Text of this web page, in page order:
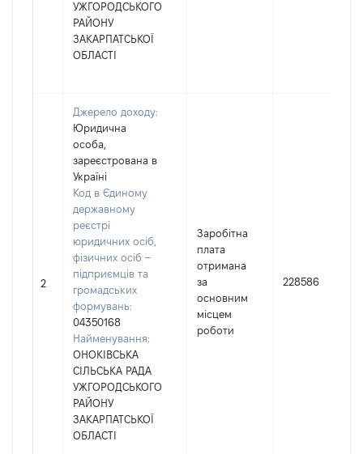
УЖГОРОДСЬКОГО
РАЙОНУ
ЗАКАРПАТСЬКОЇ
ОБЛАСТІ
2
Джерело доходу:
Юридична
особа,
зареєстрована в
Україні
Код в Єдиному
державному
реєстрі
юридичних осіб,
фізичних осіб –
підприємців та
громадських
формувань:
04350168
Найменування:
ОНОКІВСЬКА
СІЛЬСЬКА РАДА
УЖГОРОДСЬКОГО
РАЙОНУ
ЗАКАРПАТСЬКОЇ
ОБЛАСТІ
Заробітна
плата
отримана
за
основним
місцем
роботи
228586